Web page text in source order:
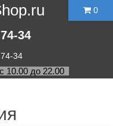
34
34
0
10.00 до 22.00